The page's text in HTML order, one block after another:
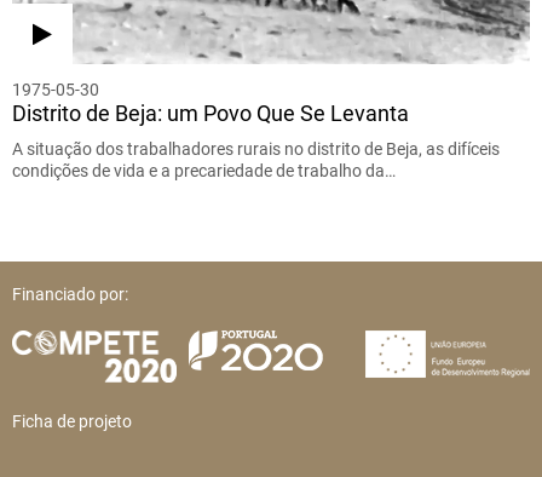
1975-05-30
Distrito de Beja: um Povo Que Se Levanta
A situação dos trabalhadores rurais no distrito de Beja, as difíceis
condições de vida e a precariedade de trabalho da…
Financiado por:
Ficha de projeto